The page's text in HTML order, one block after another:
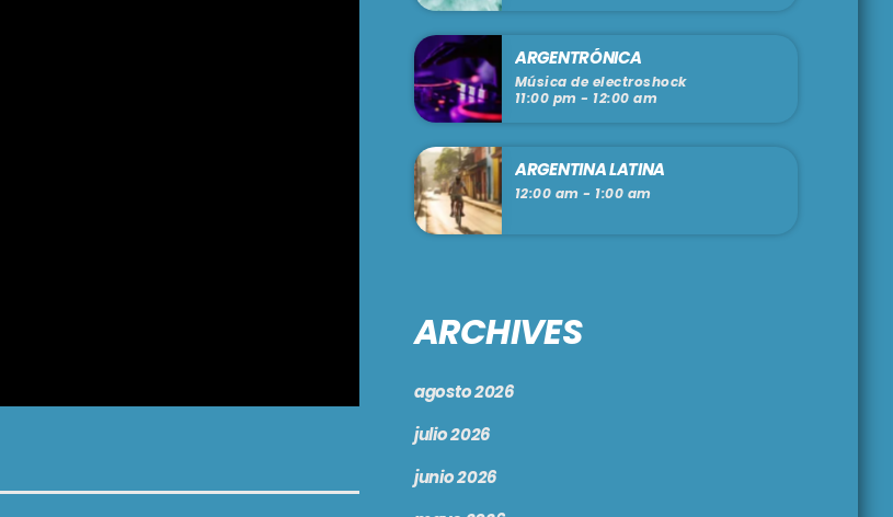
ARGENTRÓNICA
Música de electroshock
11:00 pm - 12:00 am
ARGENTINA LATINA
12:00 am - 1:00 am
ARCHIVES
agosto 2026
julio 2026
junio 2026